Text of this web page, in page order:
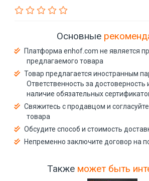
Основные
Платформа enhof.com не является
предлагаемого товара
Товар предлагается иностранным
Ответственность за
наличие обязательных
Свяжитесь с продавцом и
товара
Обсудите способ и стоимость
Непременно заключите договор на
Также может быть